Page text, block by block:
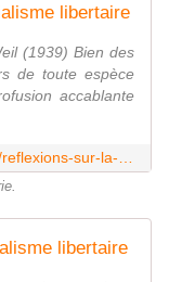
libertaire
(1939) Bien des
de toute espèce
accablante
libertaire